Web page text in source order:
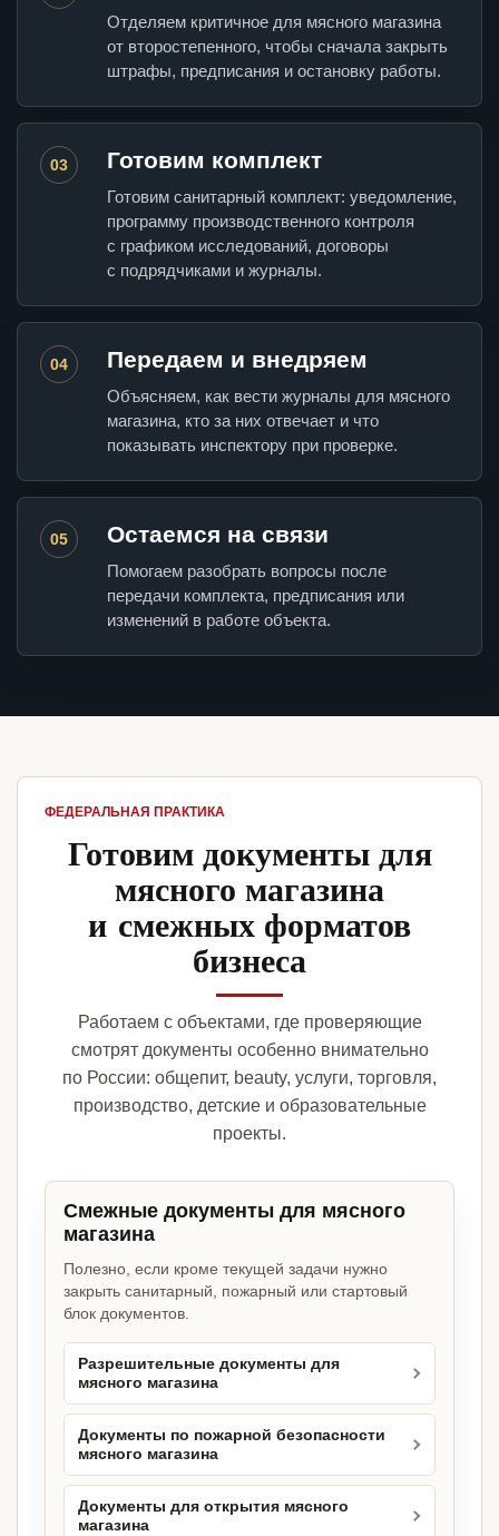
Отделяем критичное для мясного магазина
от второстепенного, чтобы сначала закрыть
штрафы, предписания и остановку работы.
03 Готовим комплект
Готовим санитарный комплект: уведомление,
программу производственного контроля
с графиком исследований, договоры
с подрядчиками и журналы.
04 Передаем и внедряем
Объясняем, как вести журналы для мясного
магазина, кто за них отвечает и что
показывать инспектору при проверке.
05 Остаемся на связи
Помогаем разобрать вопросы после
передачи комплекта, предписания или
изменений в работе объекта.
ФЕДЕРАЛЬНАЯ ПРАКТИКА
Готовим документы для
мясного магазина
и смежных форматов
бизнеса
Работаем с объектами, где проверяющие
смотрят документы особенно внимательно
по России: общепит, beauty, услуги, торговля,
производство, детские и образовательные
проекты.
Смежные документы для мясного
магазина
Полезно, если кроме текущей задачи нужно
закрыть санитарный, пожарный или стартовый
блок документов.
Разрешительные документы для
мясного магазина
Документы по пожарной безопасности
мясного магазина
Документы для открытия мясного
магазина